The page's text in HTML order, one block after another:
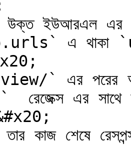
উক্ত ইউআরএল
এ থাকা
` এর পরের
এর সাথে
কাজ শেষে